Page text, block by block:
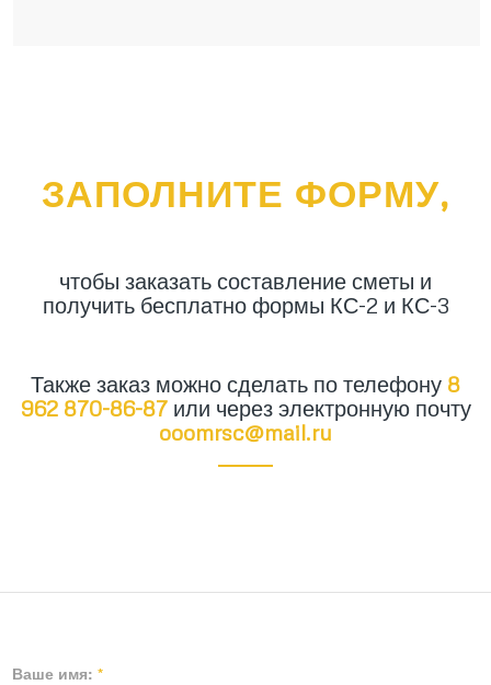
ЗАПОЛНИТЕ ФОРМУ,
чтобы заказать составление сметы и
получить бесплатно формы КС-2 и КС-3
Также заказ можно сделать по телефону 8
962 870-86-87или через электронную почту
ooomrsc@mail.ru
Ваше имя:*